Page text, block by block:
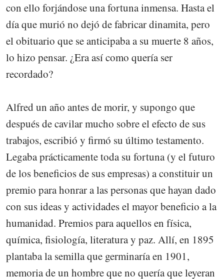
con ello forjándose una fortuna inmensa. Hasta el
día que murió no dejó de fabricar dinamita, pero
el obituario que se anticipaba a su muerte 8 años,
lo hizo pensar. ¿Era así como quería ser
recordado?
Alfred un año antes de morir, y supongo que
después de cavilar mucho sobre el efecto de sus
trabajos, escribió y firmó su último testamento.
Legaba prácticamente toda su fortuna (y el futuro
de los beneficios de sus empresas) a constituir un
premio para honrar a las personas que hayan dado
con sus ideas y actividades el mayor beneficio a la
humanidad. Premios para aquellos en física,
química, fisiología, literatura y paz. Allí, en 1895
plantaba la semilla que germinaría en 1901,
memoria de un hombre que no quería que leyeran